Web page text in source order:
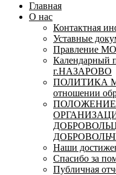
Главная
О нас
Контактная
Уставные
Правление
Календарный
г.НАЗАРОВО
ПОЛИТИКА
отношении
Наши
Спасибо за
Публичная